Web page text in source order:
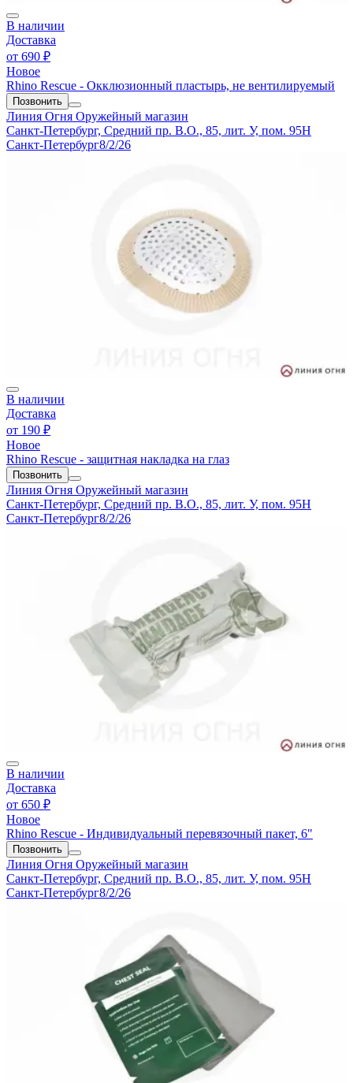
В наличии
Доставка
от 690 ₽
Новое
Rhino Rescue - Окклюзионный пластырь, не вентилируемый
Позвонить
Линия Огня Оружейный магазин
Санкт-Петербург, Средний пр. В.О., 85, лит. У, пом. 95Н
Санкт-Петербург8/2/26
В наличии
Доставка
от 190 ₽
Новое
Rhino Rescue - защитная накладка на глаз
Позвонить
Линия Огня Оружейный магазин
Санкт-Петербург, Средний пр. В.О., 85, лит. У, пом. 95Н
Санкт-Петербург8/2/26
В наличии
Доставка
от 650 ₽
Новое
Rhino Rescue - Индивидуальный перевязочный пакет, 6"
Позвонить
Линия Огня Оружейный магазин
Санкт-Петербург, Средний пр. В.О., 85, лит. У, пом. 95Н
Санкт-Петербург8/2/26